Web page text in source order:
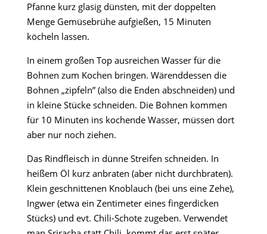
Pfanne kurz glasig dünsten, mit der doppelten
Menge Gemüsebrühe aufgießen, 15 Minuten
köcheln lassen.
In einem großen Top ausreichen Wasser für die
Bohnen zum Kochen bringen. Wärenddessen die
Bohnen „zipfeln” (also die Enden abschneiden) und
in kleine Stücke schneiden. Die Bohnen kommen
für 10 Minuten ins kochende Wasser, müssen dort
aber nur noch ziehen.
Das Rindfleisch in dünne Streifen schneiden. In
heißem Öl kurz anbraten (aber nicht durchbraten).
Klein geschnittenen Knoblauch (bei uns eine Zehe),
Ingwer (etwa ein Zentimeter eines fingerdicken
Stücks) und evt. Chili-Schote zugeben. Verwendet